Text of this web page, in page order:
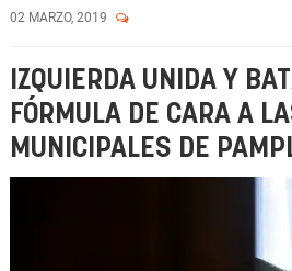
02 MARZO, 2019
IZQUIERDA UNIDA Y
FÓRMULA DE CARA A
MUNICIPALES DE